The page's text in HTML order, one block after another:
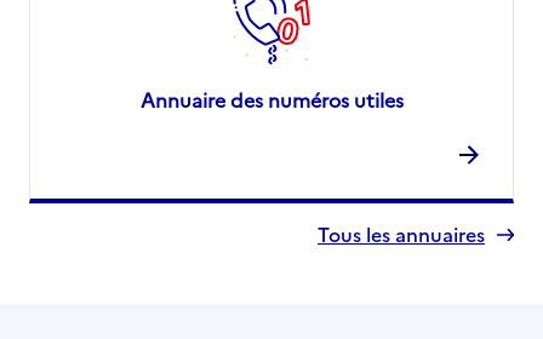
Annuaire des numéros utiles
Tous les annuaires